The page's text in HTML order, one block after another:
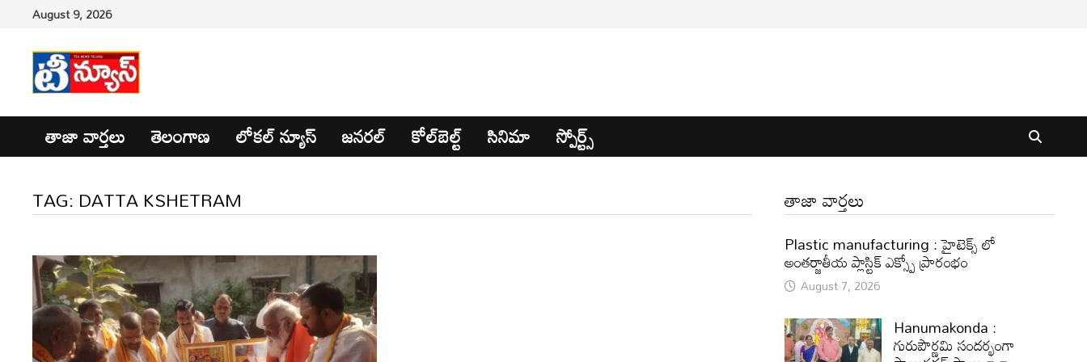
content
August 9, 2026
తాజా వార్తలు తెలంగాణ లోకల్ న్యూస్ జనరల్ కోల్‌బెల్ట్ సినిమా
స్పోర్ట్స్
TAG: DATTA KSHETRAM తాజా వార్తలు
Plastic manufacturing : హైటెక్స్ లో
అంతర్జాతీయ ప్లాస్టిక్ ఎక్స్పో ప్రారంభం
August 7, 2026
Hanumakonda :
గురుపౌర్ణమి సందర్భంగా